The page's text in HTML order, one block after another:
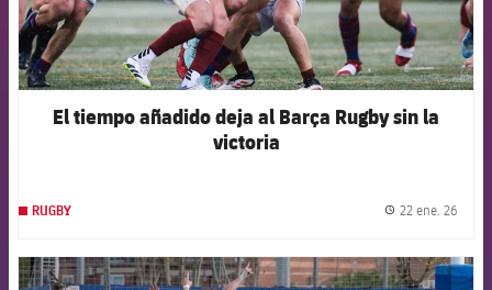
El tiempo añadido deja al Barça Rugby sin la
victoria
RUGBY 22 ene. 26
FCB Barcelona badge